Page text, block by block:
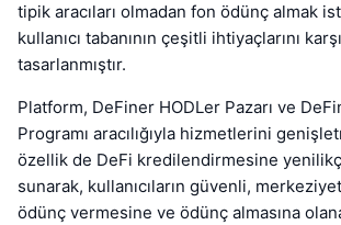
tipik aracıları olmadan fon ödünç almak
kullanıcı tabanının çeşitli ihtiyaçlarını
tasarlanmıştır.
Platform, DeFiner HODLer Pazarı ve
Programı aracılığıyla hizmetlerini
özellik de DeFi kredilendirmesine
sunarak, kullanıcıların güvenli,
ödünç vermesine ve ödünç almasına